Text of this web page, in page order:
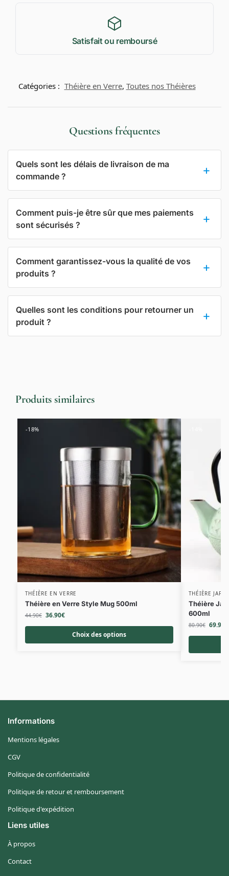
Satisfait ou remboursé
Catégories : Théière en Verre, Toutes nos Théières
Questions fréquentes
Quels sont les délais de livraison de ma
commande ?
Comment puis-je être sûr que mes paiements
sont sécurisés ?
Comment garantissez-vous la qualité de vos
produits ?
Quelles sont les conditions pour retourner un
produit ?
Produits similaires
-18%
THÉIÈRE EN VERRE
Théière en Verre Style Mug 500ml
44.90€ 36.90€
Choix des options
THÉIÈRE
Théière
600ml
80.90€ 69.90
Informations
Mentions légales
CGV
Politique de confidentialité
Politique de retour et remboursement
Politique d'expédition
Liens utiles
À propos
Contact